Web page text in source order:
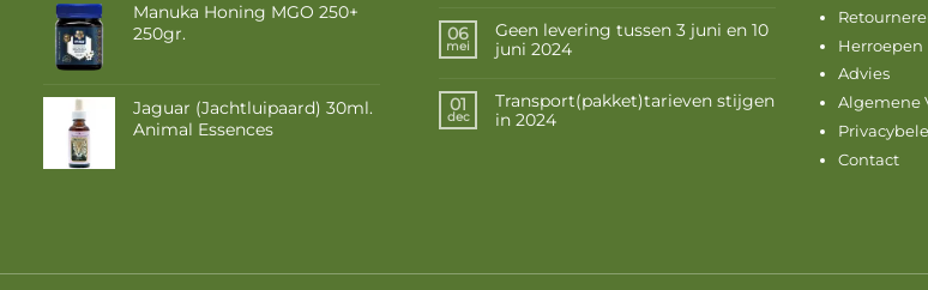
Manuka Honing MGO 250+
250gr.
Jaguar (Jachtluipaard) 30ml.
Animal Essences
06
mei
Geen levering tussen 3 juni en 10
juni 2024
01
dec
Transport(pakket)tarieven stijgen
in 2024
Herroepen
Advies
Algemene
Contact